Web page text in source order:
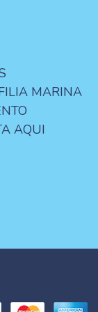
MARINA
AQUI